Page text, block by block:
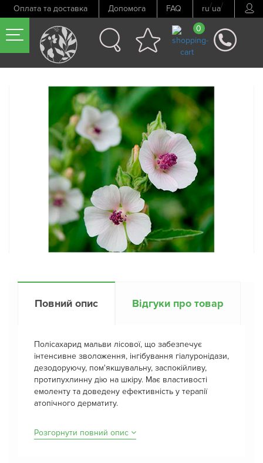
Оплата та доставка Допомога FAQ ru/ua/
0
Попередній товар Наступний товар
Повний опис Відгуки про товар
Полісахарид мальви лісової, що забезпечує
інтенсивне зволоження, інгібування гіалуронідази,
дезодоруючу, пом'якшувальну, заспокійливу,
протипухлинну дію на шкіру. Має властивості
емоленту та доведену ефективність у терапії
атопічного дерматиту.
Розгорнути повний опис